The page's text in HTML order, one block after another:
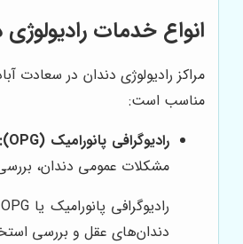
انواع خدمات
مراکز رادیولوژی دندان در سعادت
مناسب است:
رادیوگرافی پانورامیک (OPG):
مشکلات عمومی دندان،
دندان‌های عقل و بررسی